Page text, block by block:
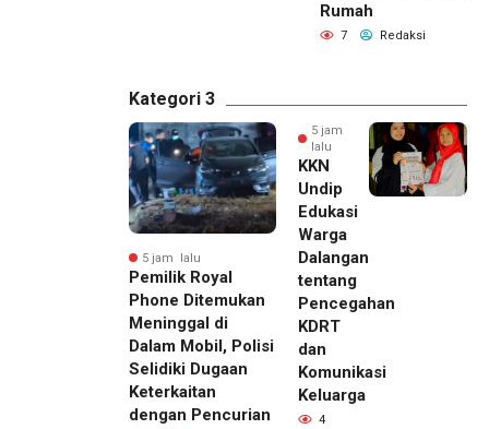
Rumah
7 Redaksi
Kategori 3
5 jam lalu
Pemilik Royal
Phone Ditemukan
Meninggal di
Dalam Mobil, Polisi
Selidiki Dugaan
Keterkaitan
dengan Pencurian
5 jam
lalu
KKN
Undip
Edukasi
Warga
Dalangan
tentang
Pencegahan
KDRT
dan
Komunikasi
Keluarga
4